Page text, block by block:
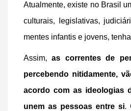
Atualmente, existe no Brasil
culturais, legislativas,
mentes infantis e jovens,
Assim,as correntes de
percebendo nitidamente,
acordo com as ideologias
unem as pessoas entre si.